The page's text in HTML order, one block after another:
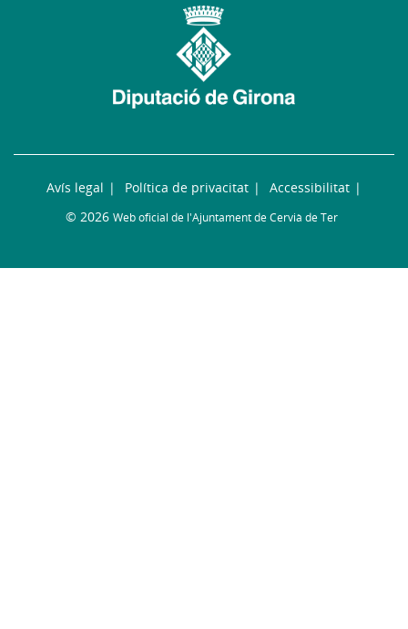
Avís legal Política de privacitat
Accessibilitat
© 2026 Web oficial de l'Ajuntament de Cervià de Ter